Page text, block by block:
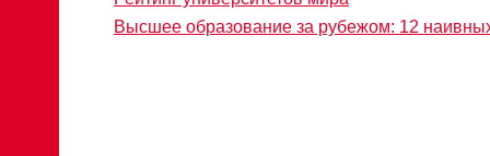
Высшее образование за рубежом: 12